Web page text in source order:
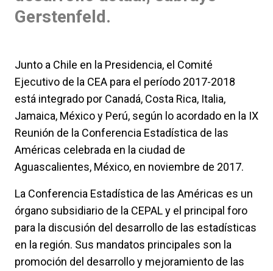
Gerstenfeld.
Junto a Chile en la Presidencia, el Comité
Ejecutivo de la CEA para el período 2017-2018
está integrado por Canadá, Costa Rica, Italia,
Jamaica, México y Perú, según lo acordado en la IX
Reunión de la Conferencia Estadística de las
Américas celebrada en la ciudad de
Aguascalientes, México, en noviembre de 2017.
La Conferencia Estadística de las Américas es un
órgano subsidiario de la CEPAL y el principal foro
para la discusión del desarrollo de las estadísticas
en la región. Sus mandatos principales son la
promoción del desarrollo y mejoramiento de las